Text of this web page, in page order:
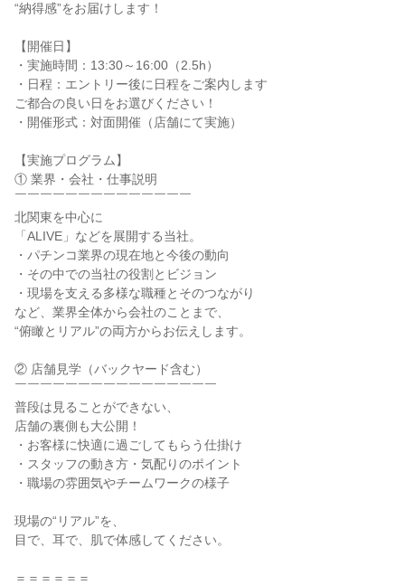
“納得感”をお届けします！
【開催日】
・実施時間：13:30～16:00（2.5h）
・日程：エントリー後に日程をご案内します
ご都合の良い日をお選びください！
・開催形式：対面開催（店舗にて実施）
【実施プログラム】
① 業界・会社・仕事説明
￣￣￣￣￣￣￣￣￣￣￣￣￣￣
北関東を中心に
「ALIVE」などを展開する当社。
・パチンコ業界の現在地と今後の動向
・その中での当社の役割とビジョン
・現場を支える多様な職種とそのつながり
など、業界全体から会社のことまで、
“俯瞰とリアル”の両方からお伝えします。
② 店舗見学（バックヤード含む）
￣￣￣￣￣￣￣￣￣￣￣￣￣￣￣￣
普段は見ることができない、
店舗の裏側も大公開！
・お客様に快適に過ごしてもらう仕掛け
・スタッフの動き方・気配りのポイント
・職場の雰囲気やチームワークの様子
現場の“リアル”を、
目で、耳で、肌で体感してください。
＝＝＝＝＝＝